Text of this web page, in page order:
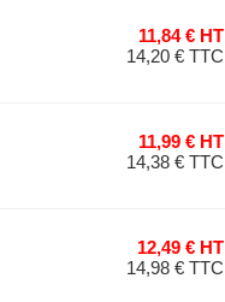
11,84 € HT
14,20 € TTC
11,99 € HT
14,38 € TTC
12,49 € HT
14,98 € TTC